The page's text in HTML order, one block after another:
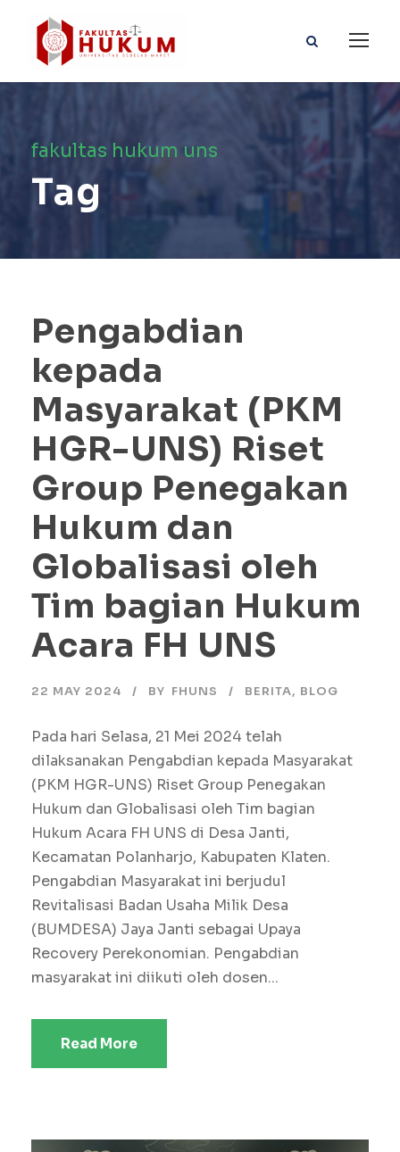
fakultas hukum uns
Tag
Pengabdian
kepada
Masyarakat (PKM
HGR-UNS) Riset
Group Penegakan
Hukum dan
Globalisasi oleh
Tim bagian Hukum
Acara FH UNS
22 MAY 2024 BY FHUNS BERITA, BLOG
Pada hari Selasa, 21 Mei 2024 telah
dilaksanakan Pengabdian kepada Masyarakat
(PKM HGR-UNS) Riset Group Penegakan
Hukum dan Globalisasi oleh Tim bagian
Hukum Acara FH UNS di Desa Janti,
Kecamatan Polanharjo, Kabupaten Klaten.
Pengabdian Masyarakat ini berjudul
Revitalisasi Badan Usaha Milik Desa
(BUMDESA) Jaya Janti sebagai Upaya
Recovery Perekonomian. Pengabdian
masyarakat ini diikuti oleh dosen...
Read More